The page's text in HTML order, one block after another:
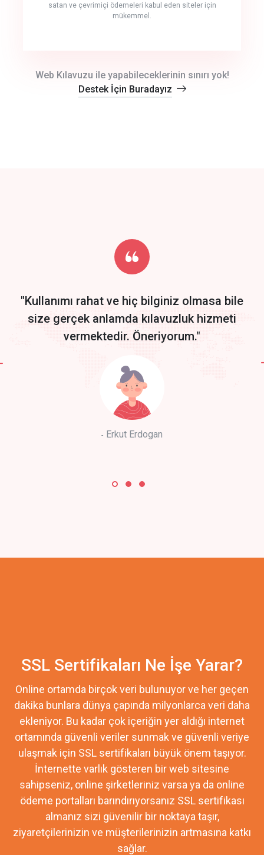
satan ve çevrimiçi ödemeleri kabul eden siteler için
mükemmel.
Start by trying our service for 30 days free trial no credit card
required.
Web Kılavuzu ile yapabileceklerinin sınırı yok!
Destek İçin Buradayız
"Kullanımı rahat ve hiç bilginiz olmasa bile
size gerçek anlamda kılavuzluk hizmeti
vermektedir. Öneriyorum."
Erkut Erdogan
SSL Sertifikaları Ne İşe Yarar?
Online ortamda birçok veri bulunuyor ve her geçen
dakika bunlara dünya çapında milyonlarca veri daha
ekleniyor. Bu kadar çok içeriğin yer aldığı internet
ortamında güvenli veriler sunmak ve güvenli veriye
ulaşmak için SSL sertifikaları büyük önem taşıyor.
İnternette varlık gösteren bir web sitesine
sahipseniz, online şirketleriniz varsa ya da online
ödeme portalları barındırıyorsanız SSL sertifikası
almanız sizi güvenilir bir noktaya taşır,
ziyaretçilerinizin ve müşterilerinizin artmasına katkı
sağlar.